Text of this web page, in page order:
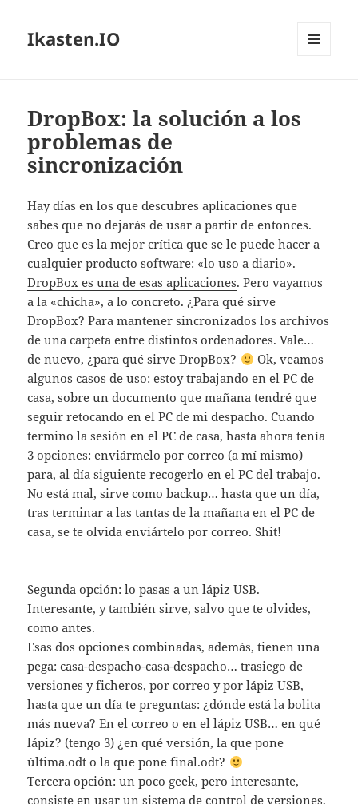
Ikasten.IO
DropBox: la solución a los
problemas de
sincronización
Hay días en los que descubres aplicaciones que
sabes que no dejarás de usar a partir de entonces.
Creo que es la mejor crítica que se le puede hacer a
cualquier producto software: «lo uso a diario».
DropBox es una de esas aplicaciones. Pero vayamos
a la «chicha», a lo concreto. ¿Para qué sirve
DropBox? Para mantener sincronizados los archivos
de una carpeta entre distintos ordenadores. Vale…
de nuevo, ¿para qué sirve DropBox?
Ok, veamos
algunos casos de uso: estoy trabajando en el PC de
casa, sobre un documento que mañana tendré que
seguir retocando en el PC de mi despacho. Cuando
termino la sesión en el PC de casa, hasta ahora tenía
3 opciones: enviármelo por correo (a mí mismo)
para, al día siguiente recogerlo en el PC del trabajo.
No está mal, sirve como backup… hasta que un día,
tras terminar a las tantas de la mañana en el PC de
casa, se te olvida enviártelo por correo. Shit!
Segunda opción: lo pasas a un lápiz USB.
Interesante, y también sirve, salvo que te olvides,
como antes.
Esas dos opciones combinadas, además, tienen una
pega: casa-despacho-casa-despacho… trasiego de
versiones y ficheros, por correo y por lápiz USB,
hasta que un día te preguntas: ¿dónde está la bolita
más nueva? En el correo o en el lápiz USB… en qué
lápiz? (tengo 3) ¿en qué versión, la que pone
última.odt o la que pone final.odt?
Tercera opción: un poco geek, pero interesante,
consiste en usar un sistema de control de versiones,